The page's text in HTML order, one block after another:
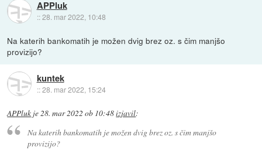
APPluk
::28. mar 2022, 10:48
Na katerih bankomatih je možen dvig brez oz. s čim manjšo
provizijo?
kuntek
::28. mar 2022, 15:24
APPluk je28. mar 2022 ob 10:48izjavil:
Na katerih bankomatih je možen dvig brez oz. s čim manjšo
provizijo?